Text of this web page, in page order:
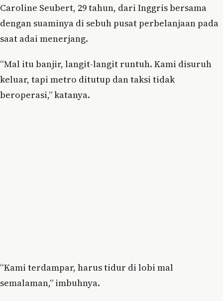
Caroline Seubert, 29 tahun, dari Inggris bersama
dengan suaminya di sebuh pusat perbelanjaan pada
saat adai menerjang.
“Mal itu banjir, langit-langit runtuh. Kami disuruh
keluar, tapi metro ditutup dan taksi tidak
beroperasi,” katanya.
“Kami terdampar, harus tidur di lobi mal
semalaman,” imbuhnya.